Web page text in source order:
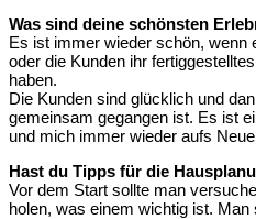
Was sind deine schönsten
Es ist immer wieder schön, wenn
oder die Kunden ihr
haben.
Die Kunden sind glücklich und
gemeinsam gegangen ist. Es ist
und mich immer wieder aufs
Hast du Tipps für die
Vor dem Start sollte man
holen, was einem wichtig ist.